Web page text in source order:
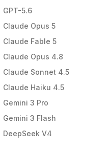
GPT-5.6
Claude Opus 5
Claude Fable 5
Claude Opus 4.8
Claude Sonnet 4.5
Claude Haiku 4.5
Gemini 3 Pro
Gemini 3 Flash
DeepSeek V4